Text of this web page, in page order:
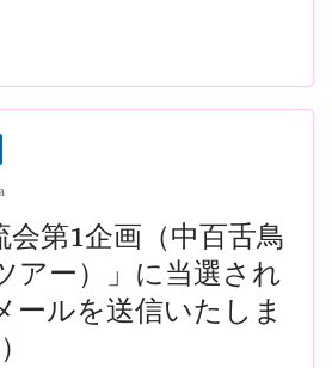
会第1企画（中百舌鳥
アー）」に当選され
ールを送信いたしま